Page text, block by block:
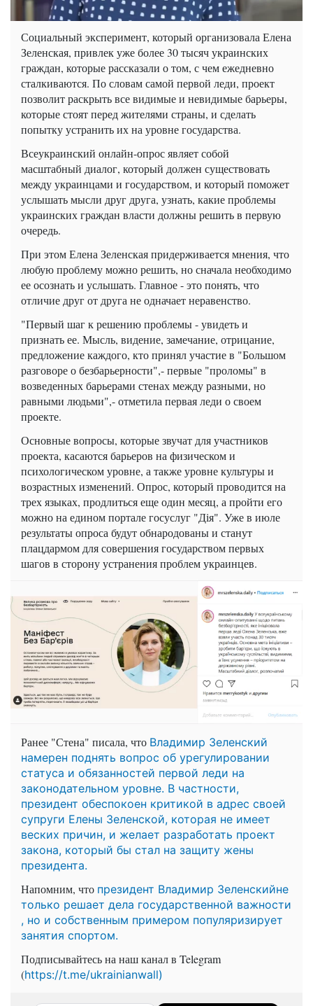
Социальный эксперимент, который организовала Елена
Зеленская, привлек уже более 30 тысяч украинских
граждан, которые рассказали о том, с чем ежедневно
сталкиваются. По словам самой первой леди, проект
позволит раскрыть все видимые и невидимые барьеры,
которые стоят перед жителями страны, и сделать
попытку устранить их на уровне государства.
Всеукраинский онлайн-опрос являет собой
масштабный диалог, который должен существовать
между украинцами и государством, и который поможет
услышать мысли друг друга, узнать, какие проблемы
украинских граждан власти должны решить в первую
очередь.
При этом Елена Зеленская придерживается мнения, что
любую проблему можно решить, но сначала необходимо
ее осознать и услышать. Главное - это понять, что
отличие друг от друга не одначает неравенство.
"Первый шаг к решению проблемы - увидеть и
признать ее. Мысль, видение, замечание, отрицание,
предложение каждого, кто принял участие в "Большом
разговоре о безбарьерности",- первые "проломы" в
возведенных барьерами стенах между разными, но
равными людьми",- отметила первая леди о своем
проекте.
Основные вопросы, которые звучат для участников
проекта, касаются барьеров на физическом и
психологическом уровне, а также уровне культуры и
возрастных изменений. Опрос, который проводится на
трех языках, продлиться еще один месяц, а пройти его
можно на едином портале госуслуг "Дія". Уже в июле
результаты опроса будут обнародованы и станут
плацдармом для совершения государством первых
шагов в сторону устранения проблем украинцев.
Ранее "Стена" писала, что Владимир Зеленский
намерен поднять вопрос об урегулировании
статуса и обязанностей первой леди на
законодательном уровне. В частности,
президент обеспокоен критикой в адрес своей
супруги Елены Зеленской, которая не имеет
веских причин, и желает разработать проект
закона, который бы стал на защиту жены
президента.
Напомним, что президент Владимир Зеленскийне
только решает дела государственной важности
, но и собственным примером популяризирует
занятия спортом.
Подписывайтесь на наш канал в Telegram
(https://t.me/ukrainianwall)